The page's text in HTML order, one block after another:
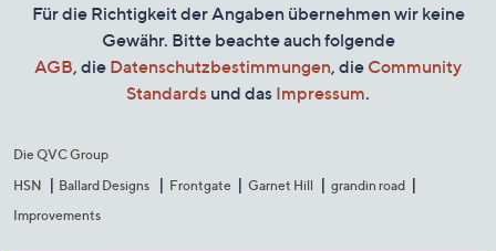
Für die Richtigkeit der Angaben übernehmen wir keine
Gewähr. Bitte beachte auch folgende
AGB, die Datenschutzbestimmungen, die Community
Standards und das Impressum.
Die QVC Group
HSN
Ballard Designs Frontgate Garnet Hill
grandin road
Improvements